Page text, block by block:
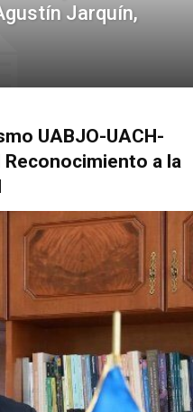
Jarquín,
UABJO-UACH-
Reconocimiento a la